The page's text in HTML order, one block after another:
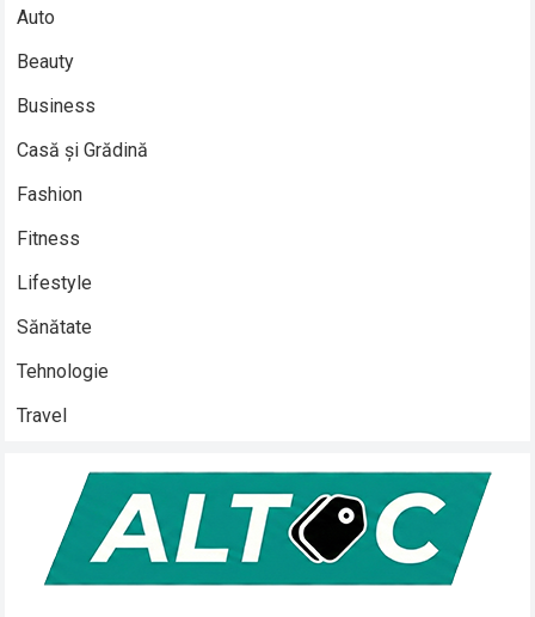
Auto
Beauty
Business
Casă și Grădină
Fashion
Fitness
Lifestyle
Sănătate
Tehnologie
Travel